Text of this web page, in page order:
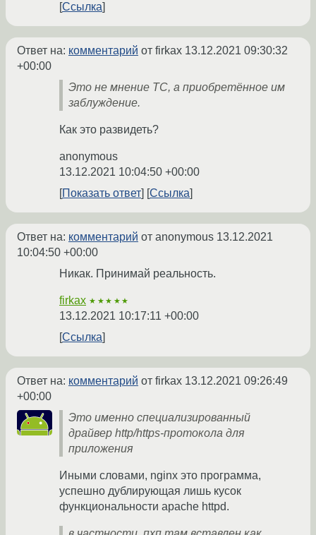
Ссылка
Ответ на: комментарий от firkax 13.12.2021 09:30:32
+00:00
Это не мнение ТС, а приобретённое им
заблуждение.
Как это развидеть?
anonymous
13.12.2021 10:04:50 +00:00
Показать ответ
Ссылка
Ответ на: комментарий от anonymous 13.12.2021
10:04:50 +00:00
Никак. Принимай реальность.
firkax ★★★★★
13.12.2021 10:17:11 +00:00
Ссылка
Ответ на: комментарий от firkax 13.12.2021 09:26:49
+00:00
Это именно специализированный
драйвер http/https-протокола для
приложения
Иными словами, nginx это программа,
успешно дублирующая лишь кусок
функциональности apache httpd.